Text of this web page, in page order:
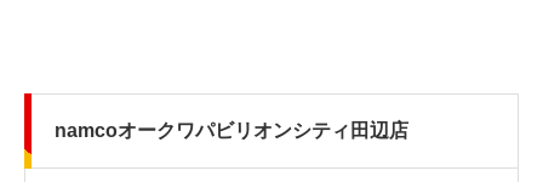
namcoオークワパビリオンシティ田辺店